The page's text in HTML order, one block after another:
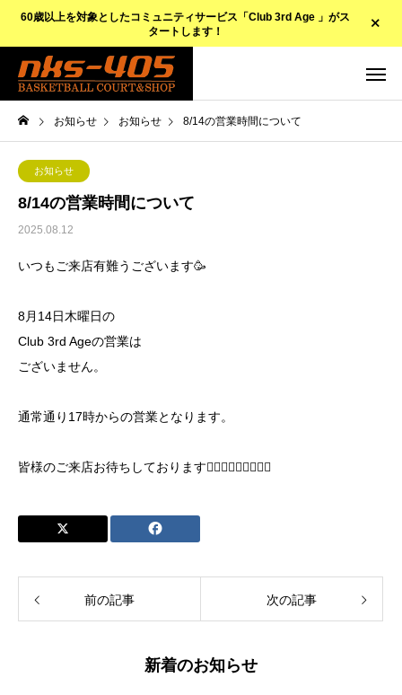
60歳以上を対象としたコミュニティサービス「Club 3rd Age 」がス
タートします！
お知らせ お知らせ 8/14の営業時間について
お知らせ
8/14の営業時間について
2025.08.12
いつもご来店有難うございます🥳
8月14日木曜日の
Club 3rd Ageの営業は
ございません。
通常通り17時からの営業となります。
皆様のご来店お待ちしております🙇🏻‍♂️🙇🏻‍♂️🙇🏻‍♂️
前の記事 次の記事
新着のお知らせ